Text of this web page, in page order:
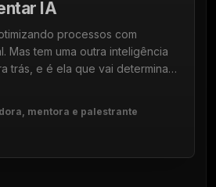
IA
processos com
Mas tem uma outra inteligência
trás, e é ela que vai determinar
mentora e palestrante